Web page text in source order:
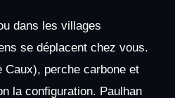
dans les villages
se déplacent chez vous.
Caux), perche carbone et
la configuration. Paulhan